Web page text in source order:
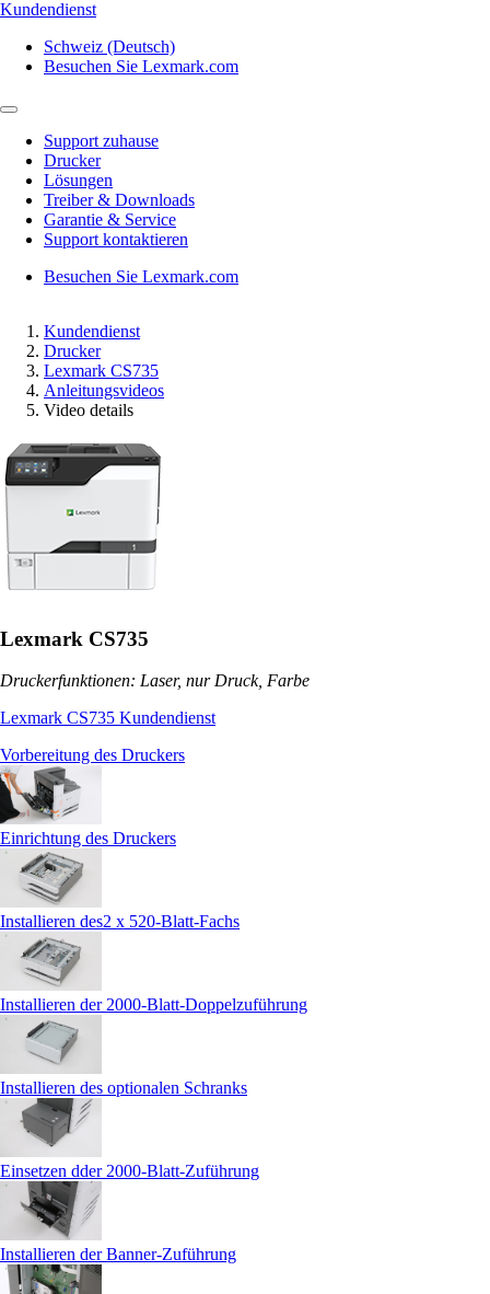
Kundendienst
Schweiz (Deutsch)
Besuchen Sie Lexmark.com
Support zuhause
Drucker
Lösungen
Treiber & Downloads
Garantie & Service
Support kontaktieren
Besuchen Sie Lexmark.com
Kundendienst
Drucker
Lexmark CS735
Anleitungsvideos
Video details
Lexmark CS735
Druckerfunktionen: Laser, nur Druck, Farbe
Lexmark CS735 Kundendienst
Vorbereitung des Druckers
Einrichtung des Druckers
Installieren des2 x 520-Blatt-Fachs
Installieren der 2000-Blatt-Doppelzuführung
Installieren des optionalen Schranks
Einsetzen dder 2000-Blatt-Zuführung
Installieren der Banner-Zuführung